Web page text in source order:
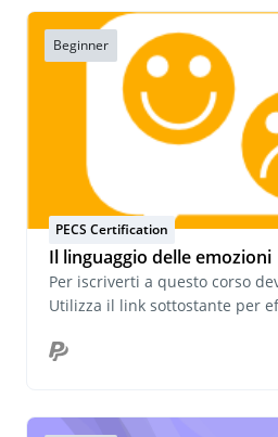
ら３年間有効です。 期限有効な
メンター認定™を お持ちの方は
メンター認定に進むことができま
PECSレベル１インプリメンタ
レベル２ 知識試験™合格修了
발급일로부터 2년간 유효합니다)
후, 유효한 PECS 레벨 2 지식 인
PECS 레벨 2 실습 시연으로 진행
건: 지원자는 지난 6개월 이내에
Consultants에서 발급한 PECS
지하고 유효한 PECS 레벨 1 지식
다. 수수료: 1인당 $40.00 USD
Beginner
PECS Certification
Il linguaggio delle emozioni
Per iscriverti a questo corso
Utilizza il link sottostante per
o desideri richiedere